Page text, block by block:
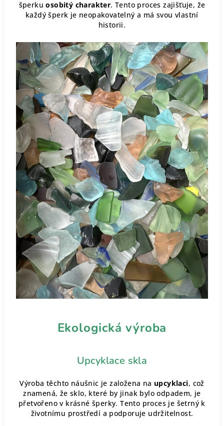
šperkuosobitý charakter. Tento proces zajišťuje, že
každý šperk je neopakovatelný a má svou vlastní
historii.
Ekologická výroba
Upcyklace skla
Výroba těchto náušnic je založena na upcyklaci, což
znamená, že sklo, které by jinak bylo odpadem, je
přetvořeno v krásné šperky. Tento proces je šetrný k
životnímu prostředí a podporuje udržitelnost.